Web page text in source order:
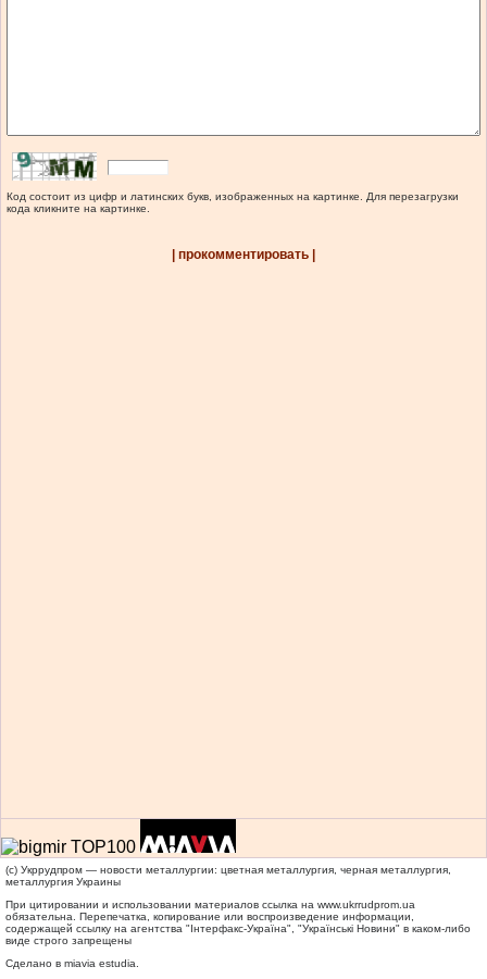
Код состоит из цифр и латинских букв, изображенных на картинке. Для перезагрузки
кода кликните на картинке.
| прокомментировать |
(c) Укррудпром — новости металлургии: цветная металлургия, черная металлургия,
металлургия Украины
При цитировании и использовании материалов ссылка на www.ukrrudprom.ua
обязательна. Перепечатка, копирование или воспроизведение информации,
содержащей ссылку на агентства "Iнтерфакс-Україна", "Українськi Новини" в каком-либо
виде строго запрещены
Сделано в miavia estudia.